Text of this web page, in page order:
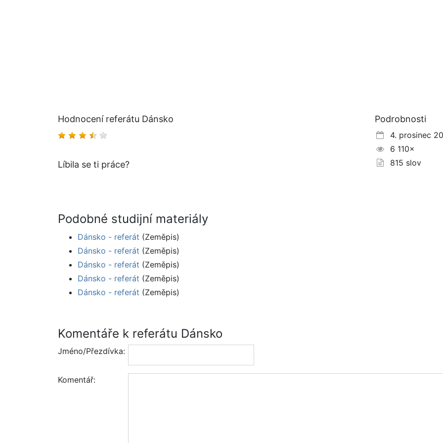
Hodnocení referátu Dánsko
Líbila se ti práce?
Podrobnosti
4. prosinec
6 110×
815 slov
Podobné studijní materiály
Dánsko - referát (Zeměpis)
Dánsko - referát (Zeměpis)
Dánsko - referát (Zeměpis)
Dánsko - referát (Zeměpis)
Dánsko - referát (Zeměpis)
Komentáře k referátu Dánsko
Jméno/Přezdívka:
Komentář: